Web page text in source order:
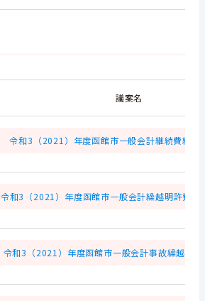
議案名
令和3（2021）年度函館市一般会計継続費繰越
令和3（2021）年度函館市一般会計繰越明許費繰
令和3（2021）年度函館市一般会計事故繰越し